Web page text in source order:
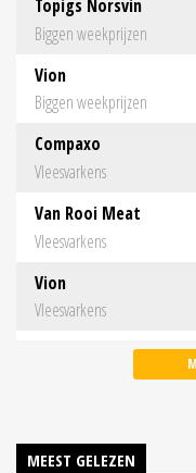
Topigs Norsvin
Biggen weekprijzen
Vion
Biggen weekprijzen
Compaxo
Vleesvarkens
Van Rooi Meat
Vleesvarkens
Vion
Vleesvarkens
MEEST GELEZEN